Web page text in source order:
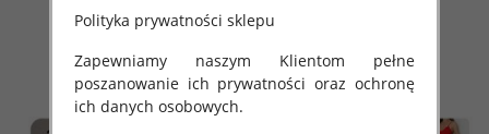
37.00 zł
Polityka prywatności sklepu
Zapewniamy naszym Klientom pełne
poszanowanie ich prywatności oraz ochronę
ich danych osobowych.